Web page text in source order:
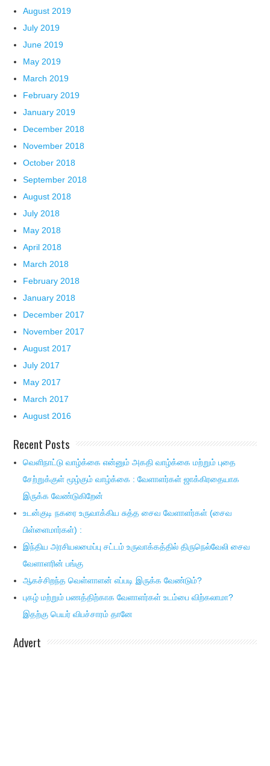
August 2019
July 2019
June 2019
May 2019
March 2019
February 2019
January 2019
December 2018
November 2018
October 2018
September 2018
August 2018
July 2018
May 2018
April 2018
March 2018
February 2018
January 2018
December 2017
November 2017
August 2017
July 2017
May 2017
March 2017
August 2016
Recent Posts
வெளிநாட்டு வாழ்க்கை என்னும் அகதி வாழ்க்கை மற்றும் புதை
சேற்றுக்குள் மூழ்கும் வாழ்க்கை : வேளாளர்கள் ஜாக்கிரதையாக
இருக்க வேண்டுகிறேன்
உடன்குடி நகரை உருவாக்கிய சுத்த சைவ வேளாளர்கள் (சைவ
பிள்ளைமார்கள்) :
இந்திய அரசியலமைப்பு சட்டம் உருவாக்கத்தில் திருநெல்வேலி சைவ
வேளாளரின் பங்கு
ஆகச்சிறந்த வெள்ளாளன் எப்படி இருக்க வேண்டும்?
புகழ் மற்றும் பணத்திற்காக வேளாளர்கள் உடம்பை விற்கலாமா?
இதற்கு பெயர் விபச்சாரம் தானே
Advert